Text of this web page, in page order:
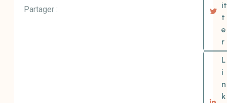
Partager :
it
t
e
r
L
i
n
k